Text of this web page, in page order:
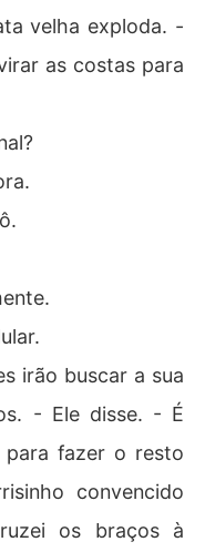
velha exploda. -
as costas para
irão buscar a sua
- Ele disse. - É
para fazer o resto
convencido
os braços à